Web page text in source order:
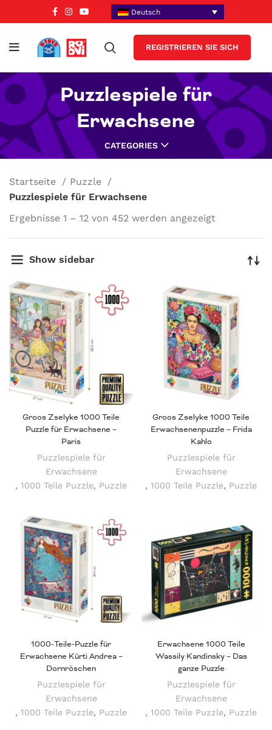
Deutsch
REGISTRIEREN SIE SICH
Puzzlespiele für
Erwachsene
CATEGORIES
Startseite
Puzzle
Puzzlespiele für Erwachsene
Ergebnisse 1 – 12 von 452 werden angezeigt
Show sidebar
Groos Zselyke 1000 Teile
Puzzle für Erwachsene –
Paris
Puzzlespiele für
Erwachsene
, 1000 Teile Puzzle, Puzzle
Groos Zselyke 1000 Teile
Erwachsenenpuzzle – Frida
Kahlo
Puzzlespiele für
Erwachsene
, 1000 Teile Puzzle, Puzzle
1000-Teile-Puzzle für
Erwachsene Kürti Andrea –
Dornröschen
Puzzlespiele für
Erwachsene
, 1000 Teile Puzzle, Puzzle
Erwachsene 1000 Teile
Wassily Kandinsky – Das
ganze Puzzle
Puzzlespiele für
Erwachsene
, 1000 Teile Puzzle, Puzzle